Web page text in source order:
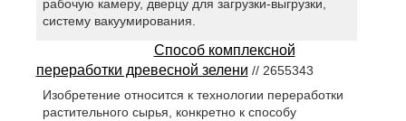
рабочую камеру, дверцу для загрузки-выгрузки,
систему вакуумирования.
Способ комплексной
переработки древесной зелени // 2655343
Изобретение относится к технологии переработки
растительного сырья, конкретно к способу